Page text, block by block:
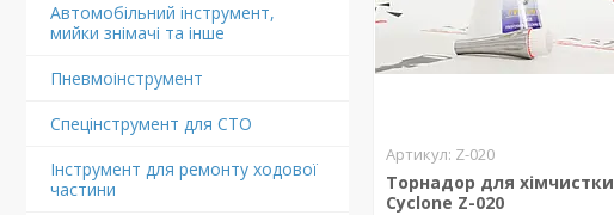
Автомобільний інструмент,
мийки знімачі та інше
Пневмоінструмент
Спецінструмент для СТО
Інструмент для ремонту ходової
частини
Z-020
Торнадор для хімчистки
Cyclone Z-020